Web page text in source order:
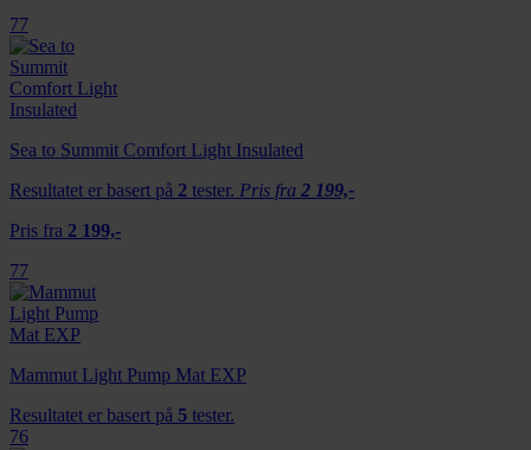
77
Sea to Summit Comfort Light Insulated
Resultatet er basert på 2 tester. Pris fra 2 199,-
Pris fra 2 199,-
77
Mammut Light Pump Mat EXP
Resultatet er basert på 5 tester.
76